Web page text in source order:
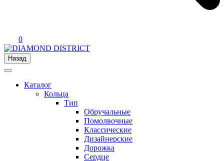
0
Назад
Каталог
Кольца
Тип
Обручальные
Помолвочные
Классические
Дизайнерские
Дорожка
Сердце